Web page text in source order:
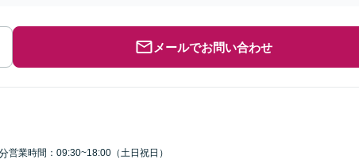
メールでお問い合わせ
営業時間：09:30~18:00（土日祝日）